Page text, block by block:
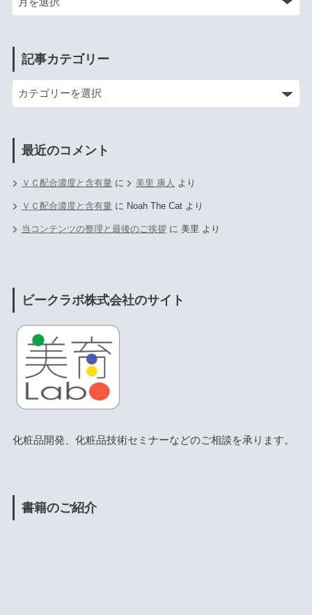
記事カテゴリー
最近のコメント
ＶＣ配合濃度と含有量に 美里 康人 より
ＶＣ配合濃度と含有量に Noah The Catより
当コンテンツの整理と最後のご挨拶に 美里 より
ビークラボ株式会社のサイト
化粧品開発、化粧品技術セミナーなどのご相談を承ります。
書籍のご紹介